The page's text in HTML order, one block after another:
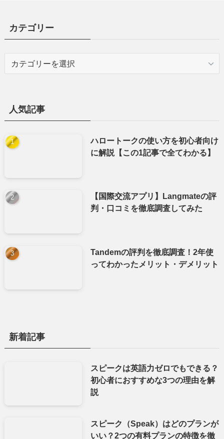
カテゴリー
ー人気記事
ハロートークの使い方を初心者向け
に解説【この1記事で全てわかる】
【国際交流アプリ】Langmateの評
判・口コミを徹底調査してみた
Tandemの評判を徹底調査！2年使
ってわかったメリット・デメリット
新着記事
スピークは英語力ゼロでもできる？
初心者におすすめな3つの理由を解
説
スピーク（Speak）はどのプランが
いい？2つの有料プランの特徴を徹